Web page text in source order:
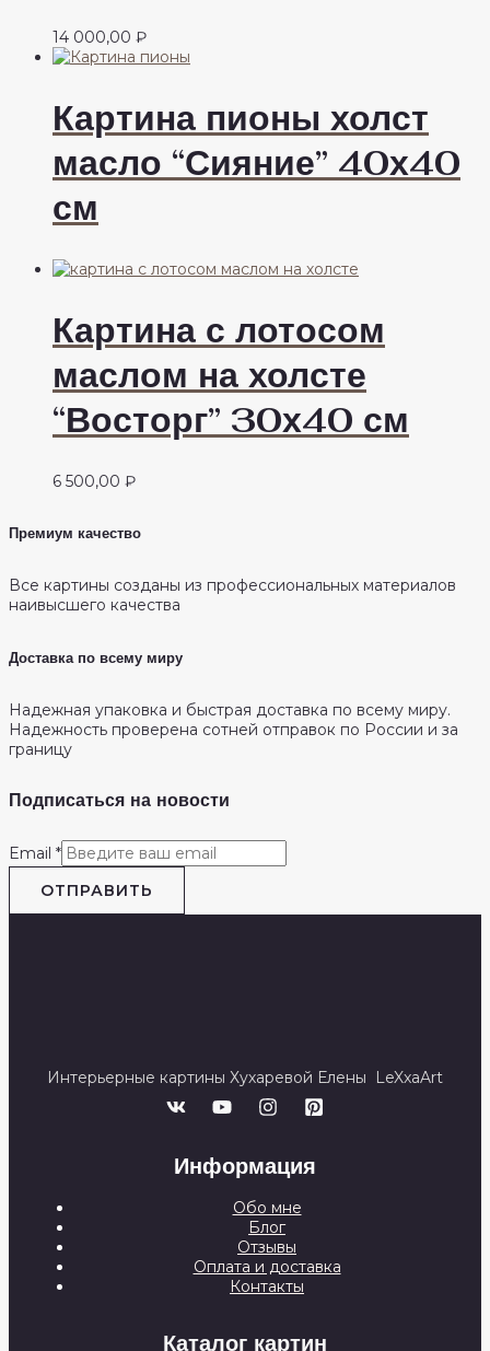
14 000,00 ₽
Картина пионы холст
масло “Сияние” 40х40
см
Картина с лотосом
маслом на холсте
“Восторг” 30х40 см
6 500,00 ₽
Премиум качество
Все картины созданы из профессиональных материалов
наивысшего качества
Доставка по всему миру
Надежная упаковка и быстрая доставка по всему миру.
Надежность проверена сотней отправок по России и за
границу
Подписаться на новости
Email *
ОТПРАВИТЬ
Интерьерные картины Хухаревой Елены LeXxaArt
Информация
Обо мне
Блог
Отзывы
Оплата и доставка
Контакты
Каталог картин